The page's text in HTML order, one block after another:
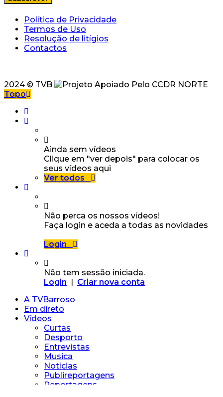
Política de Privacidade
Termos de Uso
Resolução de litígios
Contactos
2024 © TVB
Topo
Ainda sem vídeos
Clique em "ver depois" para colocar os
seus vídeos aqui
Ver todos
Não perca os nossos vídeos!
Faça login e aceda a todas as novidades
Login
Não tem sessão iniciada.
Login | Criar nova conta
A TVBarroso
Em direto
Vídeos
Curtas
Desporto
Entrevistas
Musica
Notícias
Publireportagens
Reportagens